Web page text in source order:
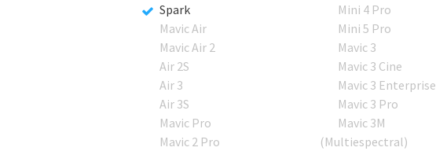
Spark
Mavic Air
Mavic Air 2
Air 2S
Air 3
Air 3S
Mavic Pro
Mavic 2 Pro
Mini 4 Pro
Mini 5 Pro
Mavic 3
Mavic 3 Cine
Mavic 3 Enterprise
Mavic 3 Pro
Mavic 3M
(Multiespectral)